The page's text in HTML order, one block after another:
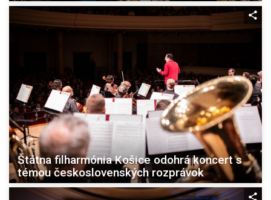
Štátna filharmónia Košice odohrá koncert s
témou československých rozprávok